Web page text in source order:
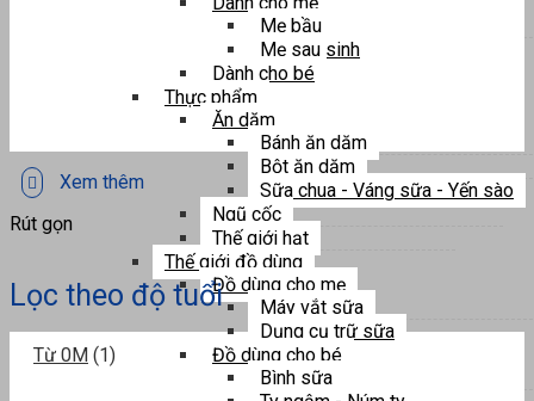
Mẹ bầu
Mẹ sau sinh
Dành cho bé
Thực phẩm
Ăn dặm
Bánh ăn dặm
Bột ăn dặm
Sữa chua - Váng sữa - Yến sào
Ngũ cốc
Thế giới hạt
Thế giới đồ dùng
Đồ dùng cho mẹ
Máy vắt sữa
Dụng cụ trữ sữa
Đồ dùng cho bé
Bình sữa
Xem thêm
Rút gọn
Lọc theo độ tuổi
Từ 0M (1)